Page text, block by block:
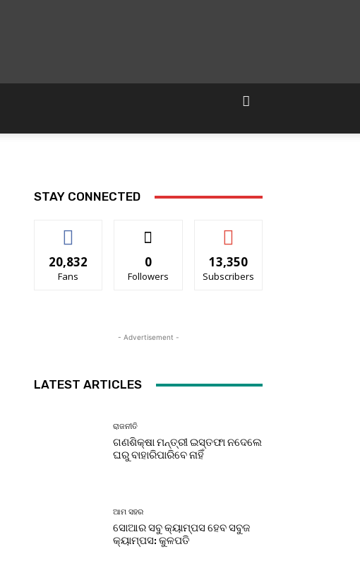
STAY CONNECTED
20,832
Fans
0
Followers
13,350
Subscribers
- Advertisement -
LATEST ARTICLES
ରାଜନୀତି
ଗଣଶିକ୍ଷା ମନ୍ତ୍ରୀ ଇସ୍ତଫା ନଦେଲେ
ଘରୁ ବାହାରିପାରିବେ ନାହିଁ
ଆମ ସହର
ସୋଆର ସବୁ କ୍ୟାମ୍ପସ ହେବ ସବୁଜ
କ୍ୟାମ୍ପସ: କୁଳପତି